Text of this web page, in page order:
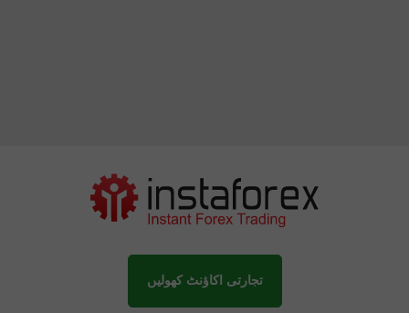
تجارتی اکاؤنٹ کھولیں